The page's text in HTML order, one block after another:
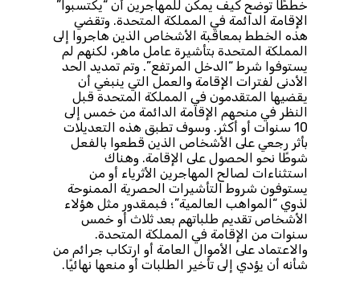
خططًا توضح كيف يمكن للمهاجرين أن “يكتسبوا”
الإقامة الدائمة في المملكة المتحدة. وتقضي
هذه الخطط بمعاقبة الأشخاص الذين هاجروا إلى
المملكة المتحدة بتأشيرة عامل ماهر، لكنهم لم
يستوفوا شرط “الدخل المرتفع”. وتم تمديد الحد
الأدنى لفترات الإقامة والعمل التي ينبغي أن
يقضيها المتقدمون في المملكة المتحدة قبل
النظر في منحهم الإقامة الدائمة من خمس إلى
10 سنوات أو أكثر. وسوف تطبق هذه التعديلات
بأثر رجعي على الأشخاص الذين قطعوا بالفعل
شوطًا نحو الحصول على الإقامة. وهناك
استثناءات لصالح المهاجرين الأثرياء أو من
يستوفون شروط التأشيرات الحصرية الممنوحة
لذوي “المواهب العالمية”؛ فبمقدور مثل هؤلاء
الأشخاص تقديم طلباتهم بعد ثلاث أو خمس
سنوات من الإقامة في المملكة المتحدة.
والاعتماد على الأموال العامة أو ارتكاب جرائم من
شأنه أن يؤدي إلى تأخير الطلبات أو منعها نهائيًا.